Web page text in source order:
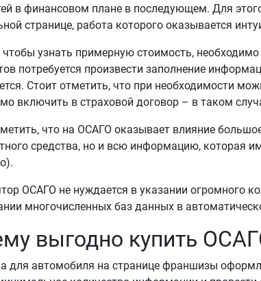
в финансовом плане в последующем. Для
странице, работа которого оказывается
чтобы узнать примерную стоимость,
потребуется произвести заполнение
Стоит отметить, что при необходимости
включить в страховой договор – в таком
что на ОСАГО оказывает влияние
средства, но и всю информацию, которая
ОСАГО не нуждается в указании огромного
многочисленных баз данных в
выгодно купить
для автомобиля на странице франшизы